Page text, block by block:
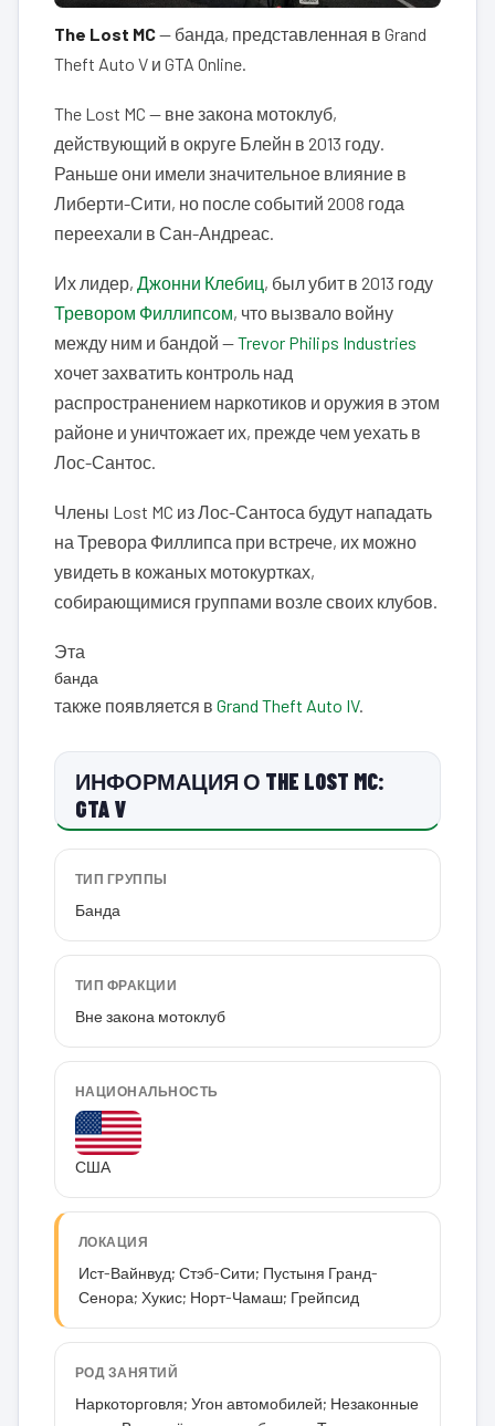
The Lost MC— банда, представленная в Grand
Theft Auto V и GTA Online.
The Lost MC — вне закона мотоклуб,
действующий в округе Блейн в 2013 году.
Раньше они имели значительное влияние в
Либерти-Сити, но после событий 2008 года
переехали в Сан-Андреас.
Их лидер, Джонни Клебиц, был убит в 2013 году
Тревором Филлипсом, что вызвало войну
между ним и бандой —Trevor Philips Industries
хочет захватить контроль над
распространением наркотиков и оружия в этом
районе и уничтожает их, прежде чем уехать в
Лос-Сантос.
Члены Lost MC из Лос-Сантоса будут нападать
на Тревора Филлипса при встрече, их можно
увидеть в кожаных мотокуртках,
собирающимися группами возле своих клубов.
Эта
банда
также появляется в Grand Theft Auto IV.
ИНФОРМАЦИЯ О THE LOST MC:
GTA V
ТИП ГРУППЫ
Банда
ТИП ФРАКЦИИ
Вне закона мотоклуб
НАЦИОНАЛЬНОСТЬ
США
ЛОКАЦИЯ
Ист-Вайнвуд; Стэб-Сити; Пустыня Гранд-
Сенора; Хукис; Норт-Чамаш; Грейпсид
РОД ЗАНЯТИЙ
Наркоторговля; Угон автомобилей; Незаконные